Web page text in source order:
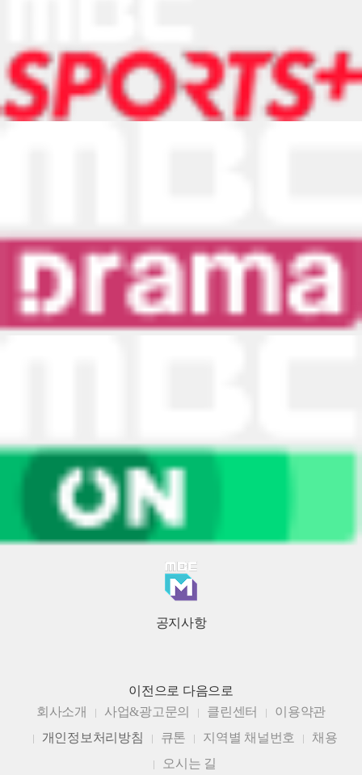
공지사항
이전으로 다음으로
회사소개
사업&광고문의 클린센터
이용약관
개인정보처리방침
큐톤 지역별 채널번호
채용
오시는 길